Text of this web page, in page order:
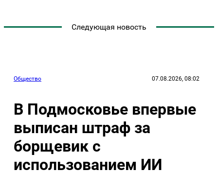
Следующая новость
Общество 07.08.2026, 08:02
В Подмосковье впервые
выписан штраф за
борщевик с
использованием ИИ